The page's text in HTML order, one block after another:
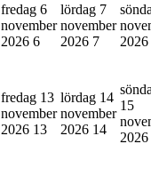
fredag 6
november
2026 6
lördag 7
november
2026 7
2026
fredag 13
november
2026 13
lördag 14
november
2026 14
15
2026